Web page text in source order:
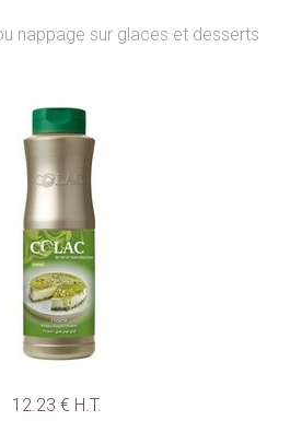
nappage sur glaces et desserts
12.23 € H.T.